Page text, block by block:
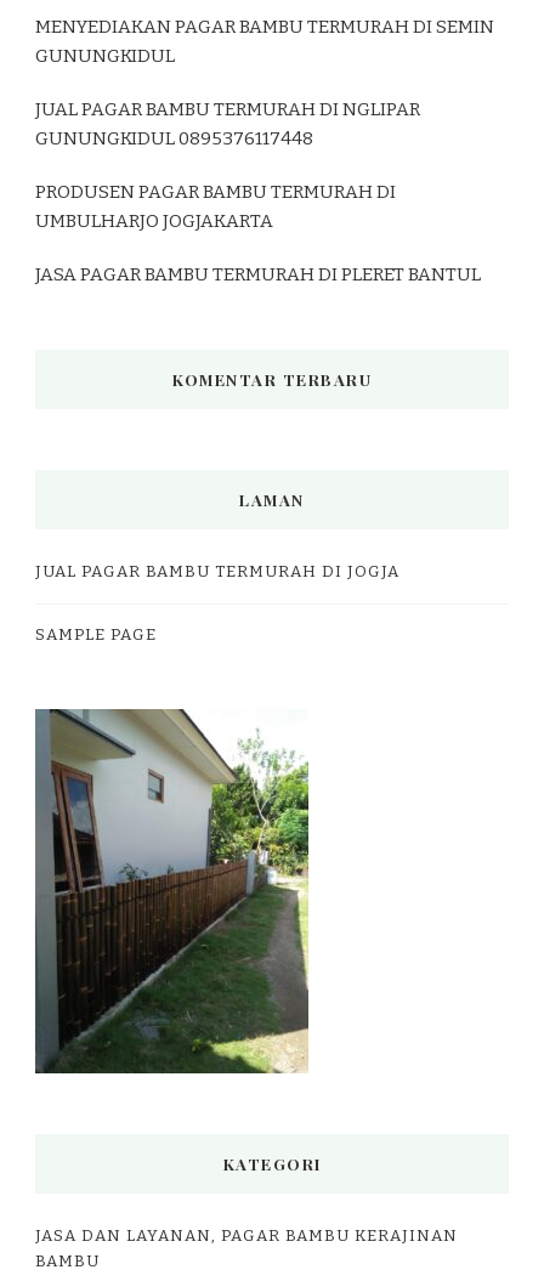
MENYEDIAKAN PAGAR BAMBU TERMURAH DI SEMIN
GUNUNGKIDUL
JUAL PAGAR BAMBU TERMURAH DI NGLIPAR
GUNUNGKIDUL 0895376117448
PRODUSEN PAGAR BAMBU TERMURAH DI
UMBULHARJO JOGJAKARTA
JASA PAGAR BAMBU TERMURAH DI PLERET BANTUL
KOMENTAR TERBARU
LAMAN
JUAL PAGAR BAMBU TERMURAH DI JOGJA
SAMPLE PAGE
KATEGORI
JASA DAN LAYANAN, PAGAR BAMBU KERAJINAN
BAMBU